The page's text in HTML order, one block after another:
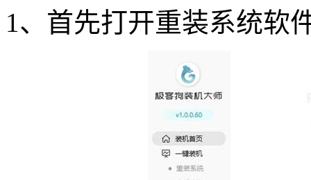
1、首先打开重装系统软